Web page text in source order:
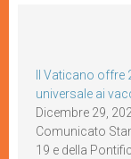
Il Vaticano
universale ai
Dicembre 29,
Comunicato
19 e della